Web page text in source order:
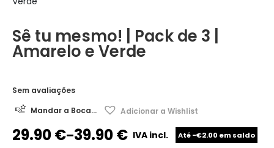
Sê tu mesmo! | Pack de 3 |
Amarelo e Verde
Sem avaliações
Mandar a Boca...
Adicionar a Wishlist
29.90€–39.90€ IVA incl. Até -€2.00 em saldo